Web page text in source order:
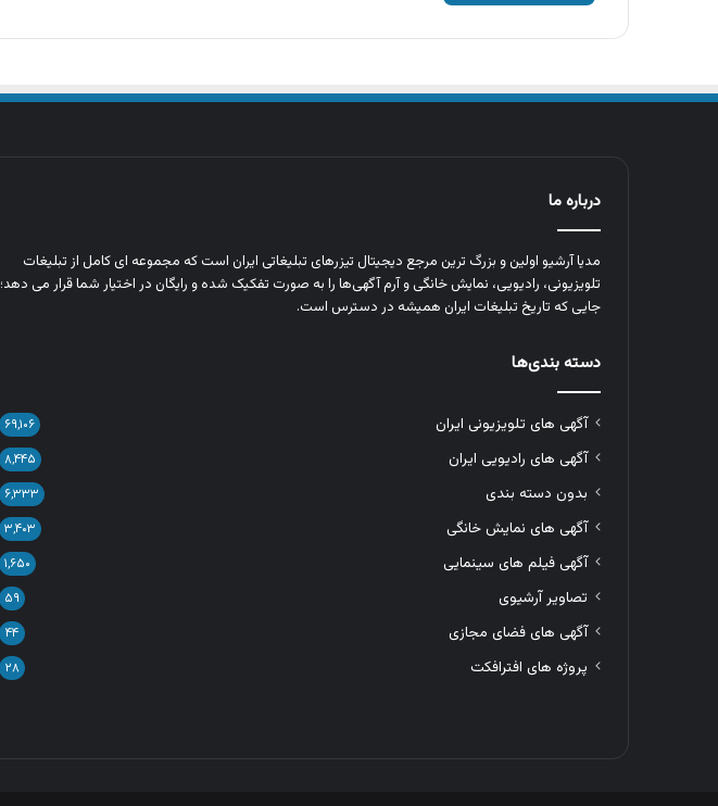
درباره ما
مدیا آرشیو اولین و بزرگ‌ ترین مرجع دیجیتال تیزرهای تبلیغاتی ایران است که مجموعه‌ ای کامل از تبلیغات
تلویزیونی، رادیویی، نمایش خانگی و آرم‌ آگهی‌ها را به‌ صورت تفکیک‌ شده و رایگان در اختیار شما قرار می‌ دهد؛
جایی که تاریخ تبلیغات ایران همیشه در دسترس است.
دسته بندی‌ها
آگهی های تلویزیونی ایران ۶۹,۱۰۶
آگهی های رادیویی ایران ۸,۴۴۵
بدون دسته بندی ۶,۳۳۳
آگهی های نمایش خانگی ۳,۴۰۳
آگهی فیلم های سینمایی ۱,۶۵۰
تصاویر آرشیوی ۵۹
آگهی های فضای مجازی ۴۴
پروژه های افترافکت ۲۸